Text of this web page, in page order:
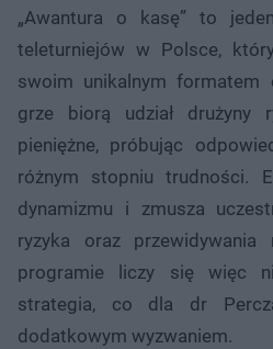
„Awantura o kasę” to
teleturniejów w Polsce,
swoim unikalnym
grze biorą udział drużyny
pieniężne, próbując
różnym stopniu trudności.
dynamizmu i zmusza
ryzyka oraz
programie liczy się więc
strategia, co dla dr
dodatkowym wyzwaniem.